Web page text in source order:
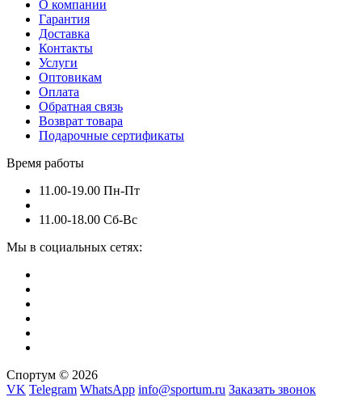
О компании
Гарантия
Доставка
Контакты
Услуги
Оптовикам
Оплата
Обратная связь
Возврат товара
Подарочные сертификаты
Время работы
11.00-19.00 Пн-Пт
11.00-18.00 Сб-Вс
Мы в социальных сетях:
Спортум © 2026
VK Telegram WhatsApp info@sportum.ru Заказать звонок